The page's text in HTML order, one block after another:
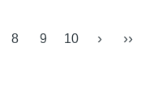
8 9 10 › ››